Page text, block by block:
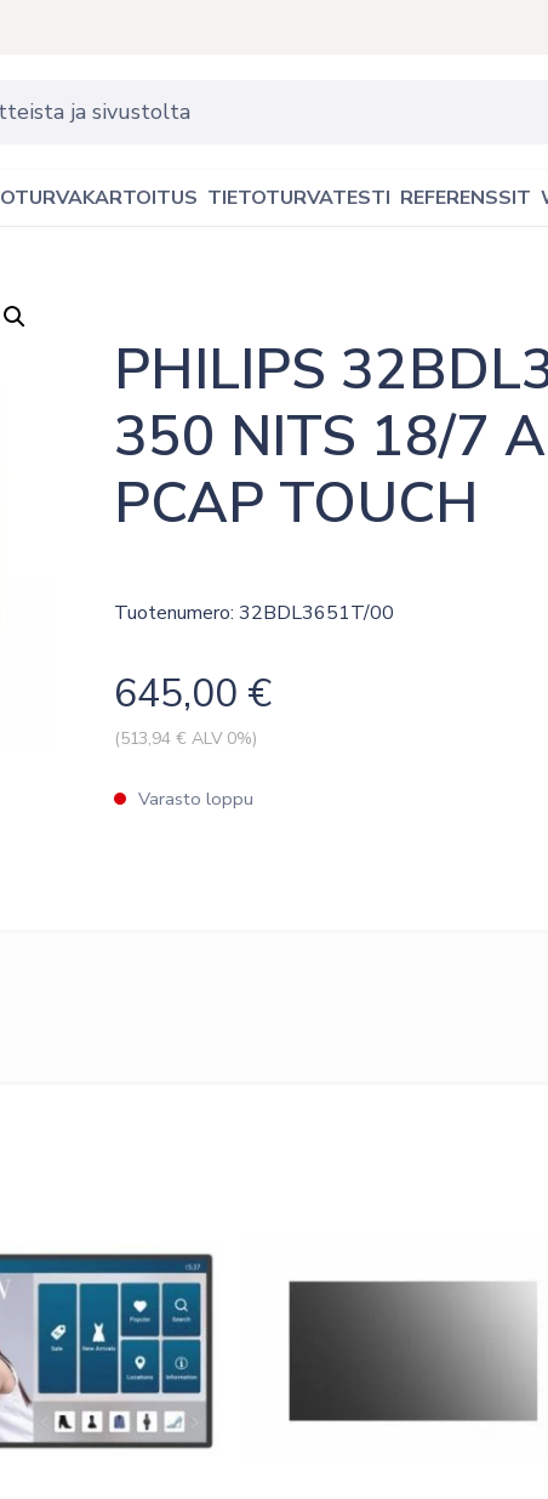
TIETOTURVATESTI REFERENSSIT
PHILIPS
350 NITS 18/7
PCAP TOUCH
Tuotenumero: 32BDL3651T/00
645,00 €
(513,94 € ALV 0%)
Varasto loppu